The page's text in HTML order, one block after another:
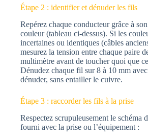
Étape 2 : identifier et dénuder les fils
Repérez chaque conducteur grâce à
couleur (tableau ci-dessus). Si les
incertaines ou identiques (câbles
mesurez la tension entre chaque paire
multimètre avant de toucher quoi que
Dénudez chaque fil sur 8 à 10 mm
dénuder, sans entailler le cuivre.
Étape 3 : raccorder les fils à la prise
Respectez scrupuleusement le schéma
fourni avec la prise ou l’équipement :